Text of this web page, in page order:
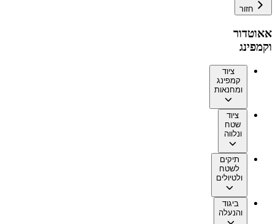
חזור
אאוטדור
וקמפינג
ציוד
קמפינג
ומחנאות
ציוד
שטח
ונלווה
תיקים
לשטח
ולטיולים
ביגוד
והנעלה